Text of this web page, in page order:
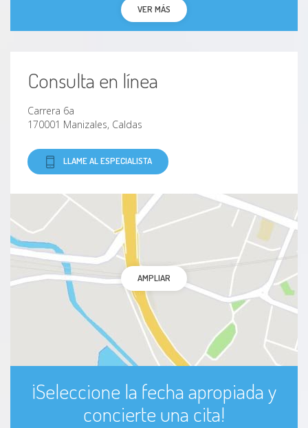
VER MÁS
Consulta en línea
Carrera 6a
170001 Manizales, Caldas
LLAME AL ESPECIALISTA
AMPLIAR
¡Seleccione la fecha apropiada y
concierte una cita!